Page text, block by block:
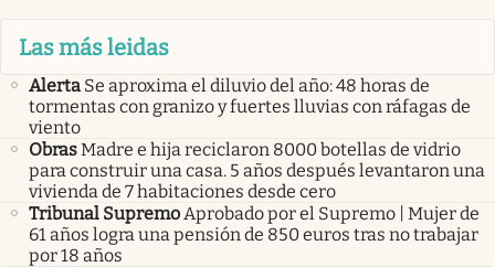
Las más leidas
Alerta Se aproxima el diluvio del año: 48 horas de
tormentas con granizo y fuertes lluvias con ráfagas de
viento
ObrasMadre e hija reciclaron 8000 botellas de vidrio
para construir una casa. 5 años después levantaron una
vivienda de 7 habitaciones desde cero
Tribunal SupremoAprobado por el Supremo | Mujer de
61 años logra una pensión de 850 euros tras no trabajar
por 18 años